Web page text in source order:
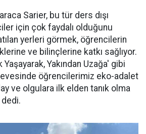
Sarier, bu tür ders dışı
için çok faydalı olduğunu
yerleri görmek, öğrencilerin
ve bilinçlerine katkı sağlıyor.
Yakından Uzağa' gibi
öğrencilerimiz eko-adalet
ve olgulara ilk elden tanık olma
dedi.